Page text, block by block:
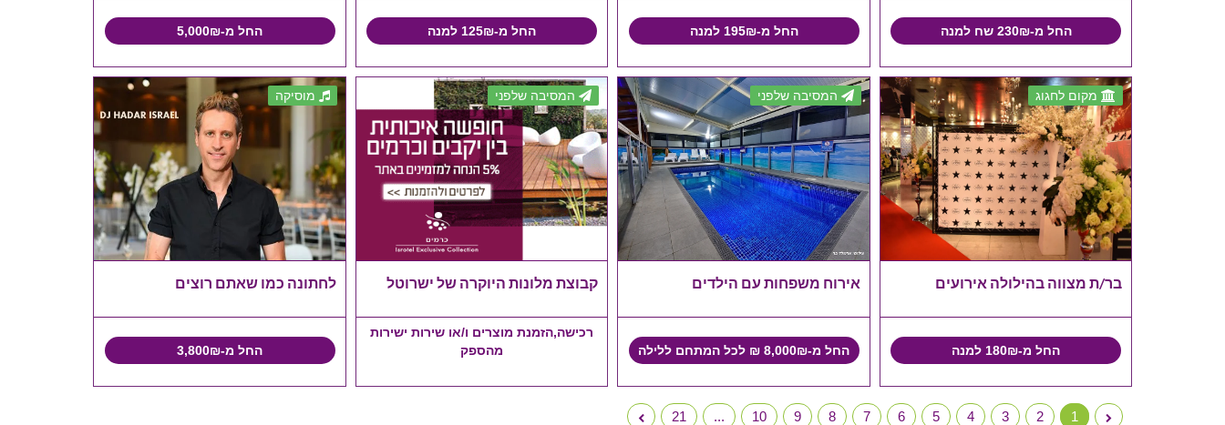
החל מ-230₪ שח למנה החל מ-195₪ למנה החל מ-125₪ למנה החל מ-5,000₪
מקום לחגוג
בר/ת מצווה בהילולה אירועים
החל מ-180₪ למנה
המסיבה שלפני
אירוח משפחות עם הילדים
החל מ-8,000₪ ₪ לכל המתחם ללילה
המסיבה שלפני
קבוצת מלונות היוקרה של ישרוטל
רכישה,הזמנת מוצרים ו/או שירות ישירות
מהספק
מוסיקה
לחתונה כמו שאתם רוצים
החל מ-3,800₪
1
2
3
4
5
6
7
8
9
10
...
21